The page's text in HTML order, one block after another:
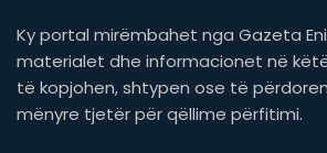
Ky portal mirëmbahet nga Gazeta
materialet dhe informacionet në
të kopjohen, shtypen ose të
mënyre tjetër për qëllime përfitimi.